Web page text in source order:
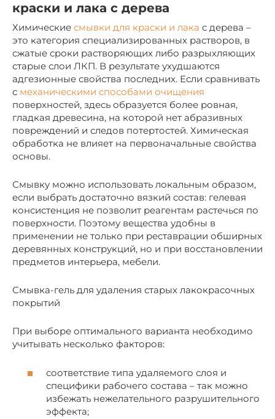
краски и лака с дерева
Химические смывки для краски и лака с дерева –
это категория специализированных растворов, в
сжатые сроки растворяющих либо разрыхляющих
старые слои ЛКП. В результате ухудшаются
адгезионные свойства последних. Если сравнивать
с механическими способами очищения
поверхностей, здесь образуется более ровная,
гладкая древесина, на которой нет абразивных
повреждений и следов потертостей. Химическая
обработка не влияет на первоначальные свойства
основы.
Смывку можно использовать локальным образом,
если выбрать достаточно вязкий состав: гелевая
консистенция не позволит реагентам растечься по
поверхности. Поэтому вещества удобны в
применении не только при реставрации обширных
деревянных конструкций, но и при восстановлении
предметов интерьера, мебели.
Смывка-гель для удаления старых лакокрасочных
покрытий
При выборе оптимального варианта необходимо
учитывать несколько факторов:
соответствие типа удаляемого слоя и
специфики рабочего состава – так можно
избежать нежелательного разрушительного
эффекта;